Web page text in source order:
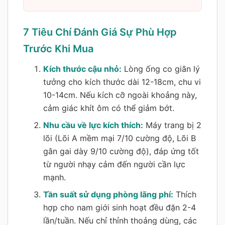
7 Tiêu Chí Đánh Giá Sự Phù Hợp
Trước Khi Mua
Kích thước cậu nhỏ: Lòng ống co giãn lý
tưởng cho kích thước dài 12-18cm, chu vi
10-14cm. Nếu kích cỡ ngoài khoảng này,
cảm giác khít ôm có thể giảm bớt.
Nhu cầu về lực kích thích: Máy trang bị 2
lõi (Lõi A mềm mại 7/10 cường độ, Lõi B
gân gai dày 9/10 cường độ), đáp ứng tốt
từ người nhạy cảm đến người cần lực
mạnh.
Tần suất sử dụng phòng lãng phí: Thích
hợp cho nam giới sinh hoạt đều đặn 2-4
lần/tuần. Nếu chỉ thỉnh thoảng dùng, các